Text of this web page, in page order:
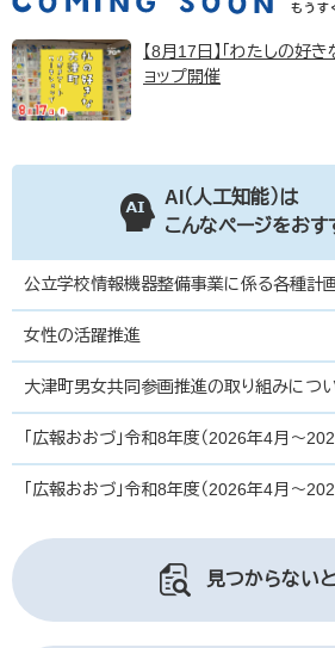
【8月17日】「わたしの好
ョップ開催
AI（人工知能）は
こんなページをおす
公立学校情報機器整備事業に係る各種計
女性の活躍推進
大津町男女共同参画推進の取り組みにつ
「広報おおづ」令和8年度（2026年4月〜
「広報おおづ」令和8年度（2026年4月〜
見つからない